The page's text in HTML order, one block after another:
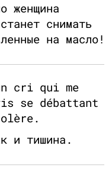
женщина
снимать
на масло!
cri qui me
se débattant
и тишина.